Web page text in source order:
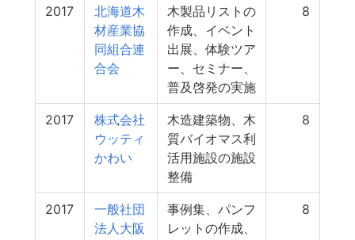
2017
北海道木
材産業協
同組合連
合会
木製品リストの
作成、イベント
出展、体験ツア
ー、セミナー、
普及啓発の実施
8
2017
株式会社
ウッティ
かわい
木造建築物、木
質バイオマス利
活用施設の施設
整備
8
2017
一般社団
法人大阪
事例集、パンフ
レットの作成、
8